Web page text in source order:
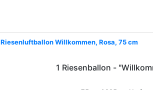
Riesenluftballon Willkommen, Rosa, 75 cm
1 Riesenballon -